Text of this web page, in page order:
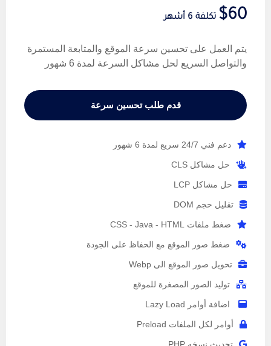
$60تكلفة 6 أشهر
يتم العمل على تحسين سرعة الموقع والمتابعة المستمرة
والتواصل السريع لحل مشاكل السرعة لمدة 6 شهور
قدم طلب تحسين سرعة
دعم فني 24/7 سريع لمدة 6 شهور
حل مشاكل CLS
حل مشاكل LCP
تقليل حجم DOM
ضغط ملفات CSS - Java - HTML
ضغط صور الموقع مع الحفاظ على الجودة
تحويل صور الموقع الى Webp
توليد الصور المصغرة للموقع
اضافة أوامر Lazy Load
أوامر لكل الملفات Preload
تحديث نسخه PHP